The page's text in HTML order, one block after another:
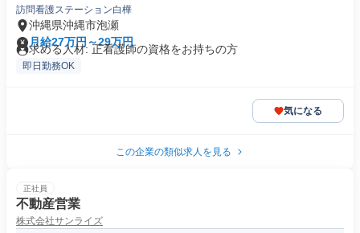
訪問看護ステーション白樺
沖縄県沖縄市泡瀬
月給27万円～29万円
求める人材: 正看護師の資格をお持ちの方
即日勤務OK
気になる
この企業の類似求人を見る
正社員
不動産営業
株式会社サンライズ